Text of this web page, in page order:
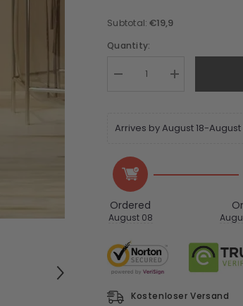
Subtotal: €19,9
Quantity:
Arrives by August 18-
Ordered
August 08
Kostenloser Versand